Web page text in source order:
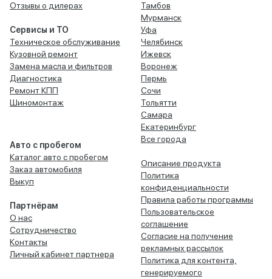
Отзывы о дилерах
Сервисы и ТО
Техническое обслуживание
Кузовной ремонт
Замена масла и фильтров
Диагностика
Ремонт КПП
Шиномонтаж
Авто с пробегом
Каталог авто с пробегом
Заказ автомобиля
Выкуп
Партнёрам
О нас
Сотрудничество
Контакты
Личный кабинет партнера
Тамбов
Мурманск
Уфа
Челябинск
Ижевск
Воронеж
Пермь
Сочи
Тольятти
Самара
Екатеринбург
Все города
Описание продукта
Политика
конфиденциальности
Правила работы программы
Пользовательское
соглашение
Согласие на получение
рекламных рассылок
Политика для контента,
генерируемого